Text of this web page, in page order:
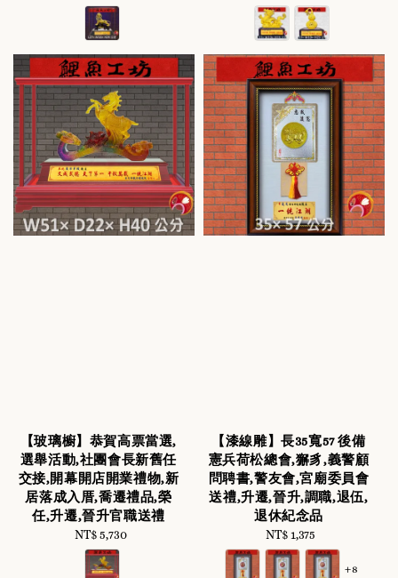
price
price
【玻璃櫥】恭賀高票當選,
選舉活動,社團會長新舊任
交接,開幕開店開業禮物,新
居落成入厝,喬遷禮品,榮
任,升遷,晉升官職送禮
Regular
price
NT$ 5,730
【漆線雕】長35寬57 後備
憲兵荷松總會,獬豸,義警顧
問聘書,警友會,宮廟委員會
送禮,升遷,晉升,調職,退伍,
退休紀念品
Regular
price
NT$ 1,375
+8